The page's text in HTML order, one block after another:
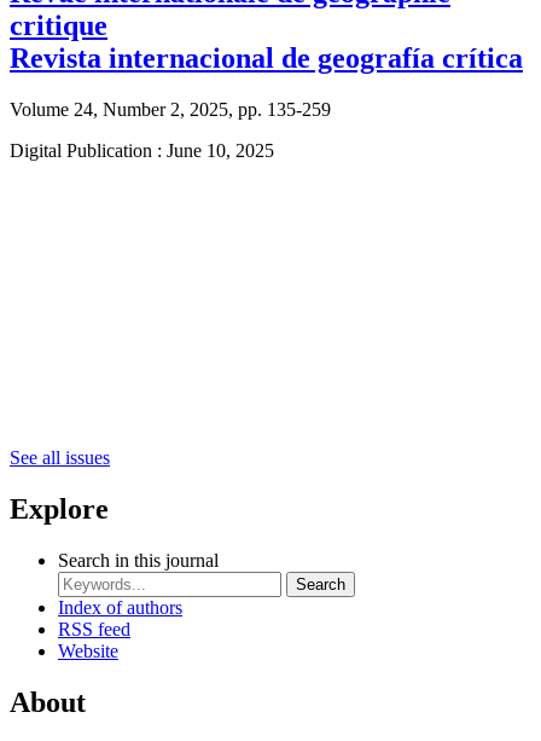
critique
Revista internacional de geografía crítica
Volume 24, Number 2, 2025, pp. 135-259
Digital Publication : June 10, 2025
See all issues
Explore
Search in this journal
Search
Index of authors
RSS feed
Website
About